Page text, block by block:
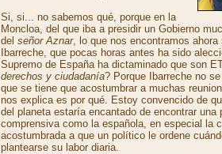
Si, si... no sabemos qué, porque en la
Moncloa, del que iba a presidir un Gobierno
del señor Aznar, lo que nos encontramos
Ibarreche, que pocas horas antes ha sido
Supremo de España ha dictaminado que son
derechos y ciudadanía? Porque Ibarreche no
que se tiene que acostumbrar a muchas
nos explica es por qué. Estoy convencido de
del planeta estaría encantado de encontrar una
comprensiva como la española, en especial la
acostumbrada a que un político le ordene
plantearse su labor diaria.